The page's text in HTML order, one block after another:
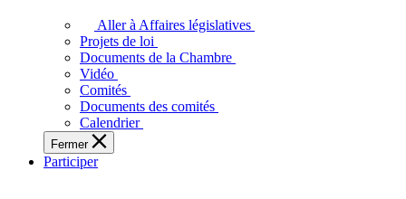
adopte
touchent
des
Ontariennes
et
Aller à Affaires législatives
Projets de loi
Documents de la Chambre
Vidéo
Comités
Documents des comités
Calendrier
Fermer
Participer